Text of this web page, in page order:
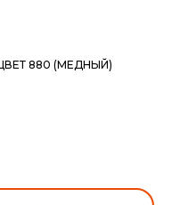
880 (МЕДНЫЙ)